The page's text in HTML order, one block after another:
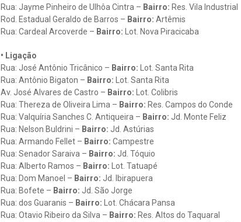
Rua: Jayme Pinheiro de Ulhôa Cintra – Bairro: Res. Vila Industrial
Rod. Estadual Geraldo de Barros – Bairro: Artêmis
Rua: Cardeal Arcoverde – Bairro: Lot. Nova Piracicaba
• Ligação
Rua: José Antônio Tricânico – Bairro: Lot. Santa Rita
Rua: Antônio Bigaton – Bairro: Lot. Santa Rita
Av. José Alvares de Castro – Bairro: Lot. Colibris
Rua: Thereza de Oliveira Lima – Bairro: Res. Campos do Conde
Rua: Valquíria Sanches C. Antiqueira – Bairro: Jd. Monte Feliz
Rua: Nelson Buldrini – Bairro: Jd. Astúrias
Rua: Armando Fellet – Bairro: Campestre
Rua: Senador Saraiva – Bairro: Jd. Tóquio
Rua: Alberto Ramos – Bairro: Lot. Tatuapé
Rua: Dom Manoel – Bairro: Jd. Ibirapuera
Rua: Bofete – Bairro: Jd. São Jorge
Rua: dos Guaranis – Bairro: Lot. Chácara Pansa
Rua: Otavio Ribeiro da Silva – Bairro: Res. Altos do Taquaral